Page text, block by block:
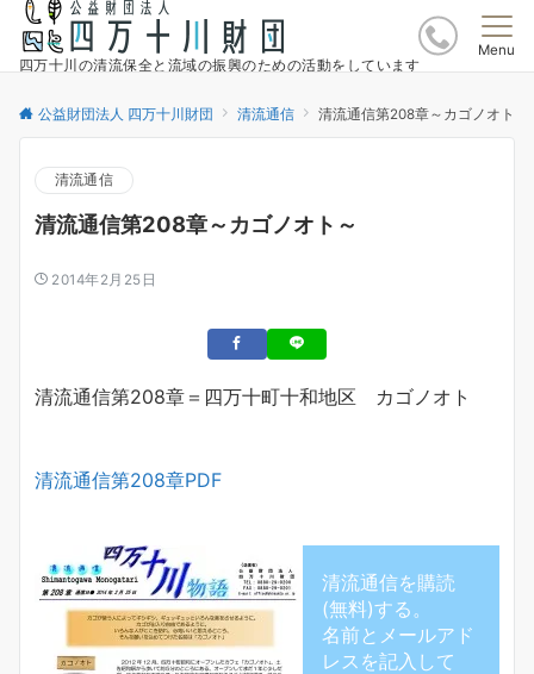
四万十川の清流保全と流域の振興のための活動をしています
Menu
公益財団法人 四万十川財団 清流通信 清流通信第208章～カゴノオト～
清流通信
清流通信第208章～カゴノオト～
2014年2月25日
清流通信第208章＝四万十町十和地区 カゴノオト
清流通信第208章PDF
清流通信を購読
(無料)する。
名前とメールアド
レスを記入して